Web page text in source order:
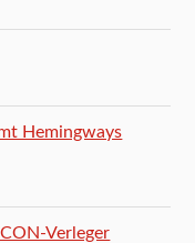
Hemingways
Verleger